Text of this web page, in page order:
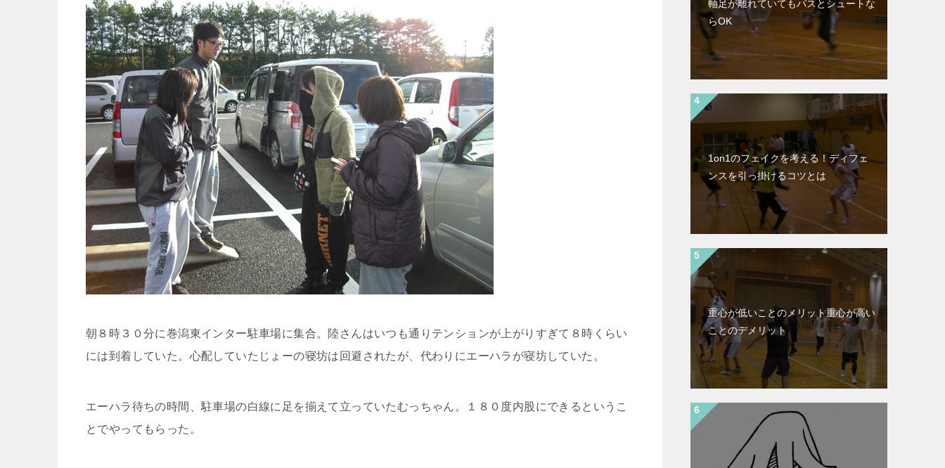
朝８時３０分に巻潟東インター駐車場に集合。陸さんはいつも通りテンションが上がりすぎて８時くらい
には到着していた。心配していたじょーの寝坊は回避されたが、代わりにエーハラが寝坊していた。
エーハラ待ちの時間、駐車場の白線に足を揃えて立っていたむっちゃん。１８０度内股にできるというこ
とでやってもらった。
軸足が離れていてもパスとシュートな
らOK
1on1のフェイクを考える！ディフェ
ンスを引っ掛けるコツとは
重心が低いことのメリット重心が高い
ことのデメリット